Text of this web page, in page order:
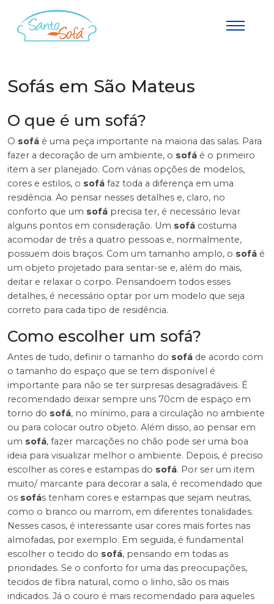
Sofás em São Mateus
O que é um sofá?
O sofá é uma peça importante na maioria das salas. Para
fazer a decoração de um ambiente, o sofá é o primeiro
item a ser planejado. Com várias opções de modelos,
cores e estilos, o sofá faz toda a diferença em uma
residência. Ao pensar nesses detalhes e, claro, no
conforto que um sofá precisa ter, é necessário levar
alguns pontos em consideração. Um sofá costuma
acomodar de três a quatro pessoas e, normalmente,
possuem dois braços. Com um tamanho amplo, o sofá é
um objeto projetado para sentar-se e, além do mais,
deitar e relaxar o corpo. Pensandoem todos esses
detalhes, é necessário optar por um modelo que seja
correto para cada tipo de residência.
Como escolher um sofá?
Antes de tudo, definir o tamanho do sofá de acordo com
o tamanho do espaço que se tem disponível é
importante para não se ter surpresas desagradáveis. É
recomendado deixar sempre uns 70cm de espaço em
torno do sofá, no mínimo, para a circulação no ambiente
ou para colocar outro objeto. Além disso, ao pensar em
um sofá, fazer marcações no chão pode ser uma boa
ideia para visualizar melhor o ambiente. Depois, é preciso
escolher as cores e estampas do sofá. Por ser um item
muito/ marcante para decorar a sala, é recomendado que
os sofás tenham cores e estampas que sejam neutras,
como o branco ou marrom, em diferentes tonalidades.
Nesses casos, é interessante usar cores mais fortes nas
almofadas, por exemplo. Em seguida, é fundamental
escolher o tecido do sofá, pensando em todas as
prioridades. Se o conforto for uma das preocupações,
tecidos de fibra natural, como o linho, são os mais
indicados. Já o couro é mais recomendado para aqueles